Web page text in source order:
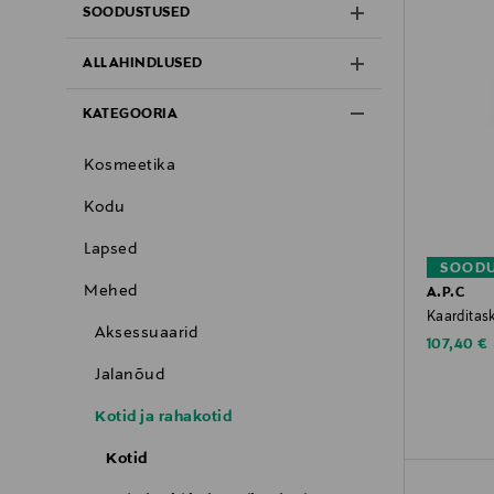
SOODUSTUSED
ALLAHINDLUSED
KATEGOORIA
Kosmeetika
Kodu
Lapsed
Mehed
Aksessuaarid
Jalanõud
Kotid ja rahakotid
Kotid
A.P.C
107,40 €